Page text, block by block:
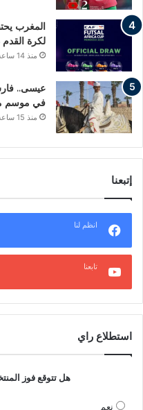
المغرب
لكرة القدم
منذ 14 ساعة
عيسى..
في موسم
منذ 15 ساعة
إتبعنا
انظم لنا
تابعنا
استطلاع راي
هل تتوقع فوز
نعم